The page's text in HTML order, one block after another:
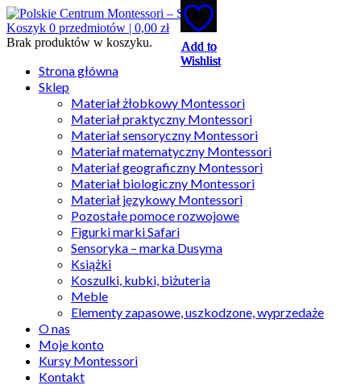
Koszyk 0 przedmiotów | 0,00 zł
Brak produktów w koszyku.
Strona główna
Sklep
Materiał żłobkowy Montessori
Materiał praktyczny Montessori
Materiał sensoryczny Montessori
Materiał matematyczny Montessori
Materiał geograficzny Montessori
Materiał biologiczny Montessori
Materiał językowy Montessori
Pozostałe pomoce rozwojowe
Figurki marki Safari
Sensoryka – marka Dusyma
Książki
Koszulki, kubki, biżuteria
Meble
Elementy zapasowe, uszkodzone, wyprzedaże
O nas
Moje konto
Kursy Montessori
Kontakt
Add to
Wishlist
Add to
Wishlist
Add to
Wishlist
Add to
Wishlist
Add to
Wishlist